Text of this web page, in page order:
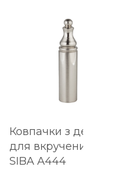
Ковпачки з
для вкручених
SIBA A444